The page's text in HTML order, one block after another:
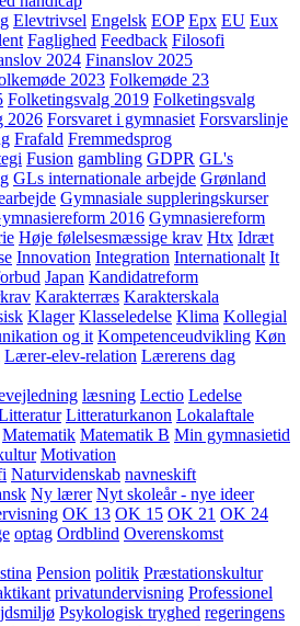
Elevtrivsel Engelsk EOP Epx EU Eux
Faglighed Feedback Filosofi
2024 Finanslov 2025
2023 Folkemøde 23
Folketingsvalg 2019 Folketingsvalg
2026 Forsvaret i gymnasiet Forsvarslinje
Frafald Fremmedsprog
Fusion gambling GDPR GL's
GLs internationale arbejde Grønland
Gymnasiale suppleringskurser
2016 Gymnasiereform
Høje følelsesmæssige krav Htx Idræt
Innovation Integration Internationalt It
Japan Kandidatreform
Karakterræs Karakterskala
Klager Klasseledelse Klima Kollegial
og it Kompetenceudvikling Køn
Lærer-elev-relation Lærerens dag
læsning Lectio Ledelse
Litteraturkanon Lokalaftale
Matematik Matematik B Min gymnasietid
Motivation
Naturvidenskab navneskift
Ny lærer Nyt skoleår - nye ideer
OK 13 OK 15 OK 21 OK 24
optag Ordblind Overenskomst
Pension politik Præstationskultur
privatundervisning Professionel
Psykologisk tryghed regeringens